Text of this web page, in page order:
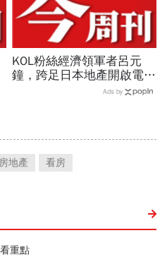
KOL粉絲經濟領軍者呂元
鐘，跨足日本地產開啟電商
Ads by
房地產 看房
重點